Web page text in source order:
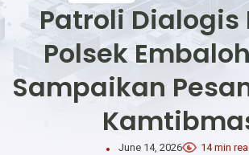
Patroli Dialogis
Polsek
Sampaikan
June 14, 2026 14 min